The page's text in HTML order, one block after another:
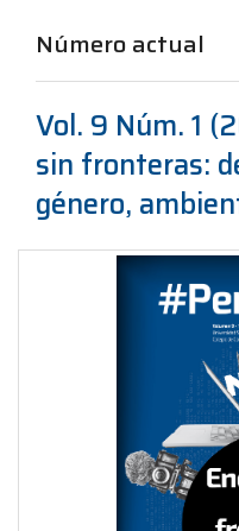
Número actual
Vol. 9 Núm. 1
sin fronteras:
género,